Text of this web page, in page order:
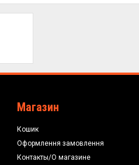
Магазин
Кошик
Оформлення замовлення
Контакты/О магазине